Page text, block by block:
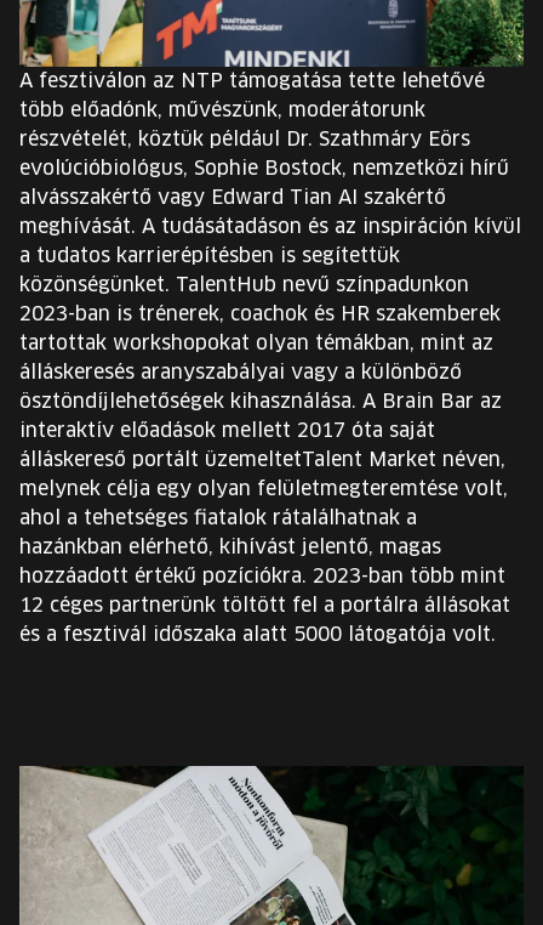
A fesztiválon az NTP támogatása tette lehetővé
több előadónk, művészünk, moderátorunk
részvételét, köztük például Dr. Szathmáry Eörs
evolúcióbiológus, Sophie Bostock, nemzetközi hírű
alvásszakértő vagy Edward Tian AI szakértő
meghívását. A tudásátadáson és az inspiráción kívül
a tudatos karrierépítésben is segítettük
közönségünket. TalentHub nevű színpadunkon
2023-ban is trénerek, coachok és HR szakemberek
tartottak workshopokat olyan témákban, mint az
álláskeresés aranyszabályai vagy a különböző
ösztöndíjlehetőségek kihasználása. A Brain Bar az
interaktív előadások mellett 2017 óta saját
álláskereső portált üzemeltetTalent Market néven,
melynek célja egy olyan felületmegteremtése volt,
ahol a tehetséges fiatalok rátalálhatnak a
hazánkban elérhető, kihívást jelentő, magas
hozzáadott értékű pozíciókra. 2023-ban több mint
12 céges partnerünk töltött fel a portálra állásokat
és a fesztivál időszaka alatt 5000 látogatója volt.